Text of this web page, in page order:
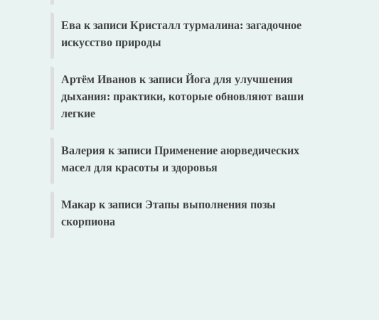
Ева к записи Кристалл турмалина: загадочное
искусство природы
Артём Иванов к записи Йога для улучшения
дыхания: практики, которые обновляют ваши
легкие
Валерия к записи Применение аюрведических
масел для красоты и здоровья
Макар к записи Этапы выполнения позы
скорпиона